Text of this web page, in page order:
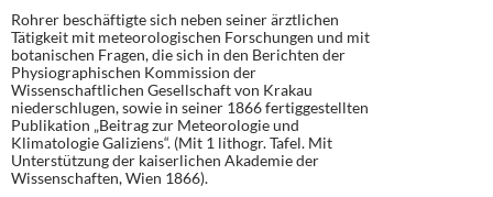
Rohrer beschäftigte sich neben seiner ärztlichen
Tätigkeit mit meteorologischen Forschungen und mit
botanischen Fragen, die sich in den Berichten der
Physiographischen Kommission der
Wissenschaftlichen Gesellschaft von Krakau
niederschlugen, sowie in seiner 1866 fertiggestellten
Publikation „Beitrag zur Meteorologie und
Klimatologie Galiziens“. (Mit 1 lithogr. Tafel. Mit
Unterstützung der kaiserlichen Akademie der
Wissenschaften, Wien 1866).